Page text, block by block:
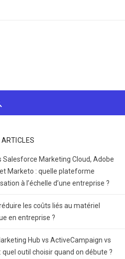
ARTICLES
Salesforce Marketing Cloud, Adobe
Marketo : quelle plateforme
à l’échelle d’une entreprise ?
les coûts liés au matériel
en entreprise ?
Hub vs ActiveCampaign vs
quel outil choisir quand on débute ?